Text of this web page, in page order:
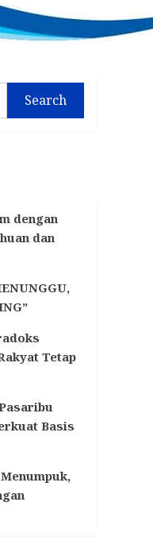
Search
dengan
dan
Tetap
Basis